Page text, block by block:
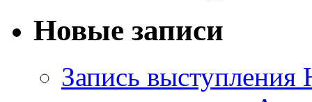
Новые записи
Запись